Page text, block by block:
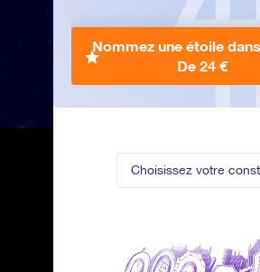
Choisissez votre
Nommez une étoile
De 24 €